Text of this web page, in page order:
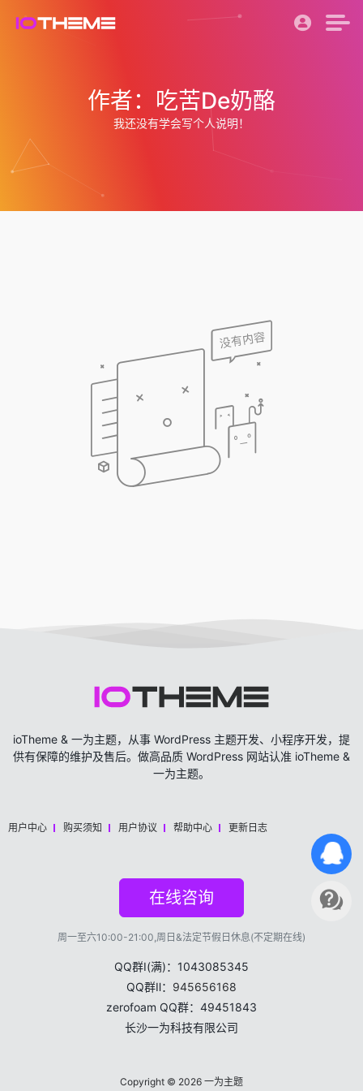
作者：吃苦De奶酪
我还没有学会写个人说明！
ioTheme & 一为主题，从事 WordPress 主题开发、小程序开发，提
供有保障的维护及售后。做高品质 WordPress 网站认准 ioTheme &
一为主题。
用户中心 购买须知 用户协议 帮助中心 更新日志
在线咨询
周一至六10:00-21:00,周日&法定节假日休息(不定期在线)
QQ群Ⅰ(满)：1043085345
QQ群Ⅱ： 945656168
zerofoam QQ群：49451843
长沙一为科技有限公司
Copyright © 2026 一为主题